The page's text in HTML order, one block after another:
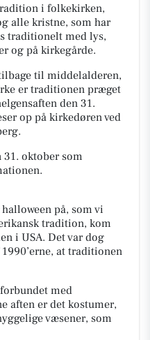
i folkekirken,
alle kristne, som har
traditionelt med lys,
og på kirkegårde.
til middelalderen,
er traditionen præget
den 31.
op på kirkedøren ved
31. oktober som
på, som vi
tradition, kom
i USA. Det var dog
at traditionen
med
aften er det kostumer,
væsener, som